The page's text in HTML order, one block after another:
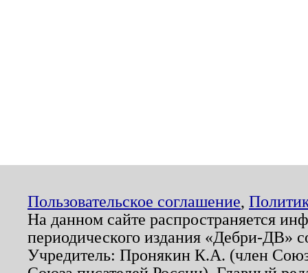
Пользовательское соглашение,
На данном сайте распространяется
периодического издания «Дебри-ДВ»
Учредитель: Пронякин К.А. (член